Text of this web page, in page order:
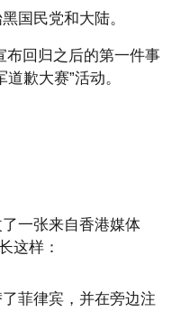
国民党和大陆。
布回归之后的第一件事
歉大赛”活动。
一张来自香港媒体
这样：
菲律宾，并在旁边注